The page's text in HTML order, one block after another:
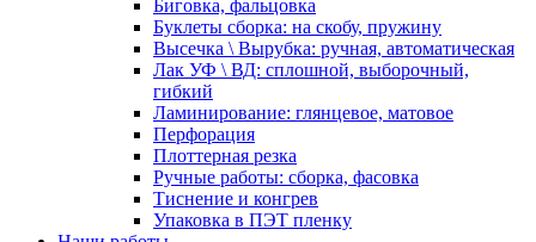
Биговка, фальцовка
Буклеты сборка: на скобу, пружину
Высечка \ Вырубка: ручная, автоматическая
Лак УФ \ ВД: сплошной, выборочный,
гибкий
Ламинирование: глянцевое, матовое
Перфорация
Плоттерная резка
Ручные работы: сборка, фасовка
Тиснение и конгрев
Упаковка в ПЭТ пленку